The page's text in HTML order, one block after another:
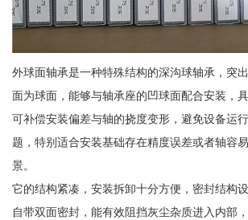
外球面轴承是一种特殊结构的深沟球轴承，突
面为球面，能够与轴承座的凹球面配合安装，
可补偿安装偏差与轴的挠度变形，避免设备运
题，特别适合安装基础存在精度误差或者轴容
景。
它的结构紧凑，安装拆卸十分方便，密封结构
自带双面密封，能有效阻挡灰尘杂质进入内部